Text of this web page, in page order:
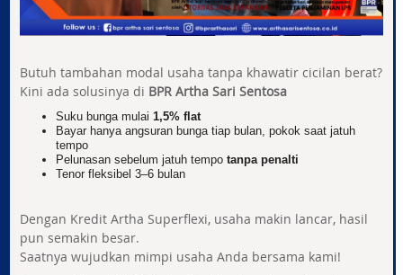
Butuh tambahan modal usaha tanpa khawatir cicilan berat?
Kini ada solusinya di BPR Artha Sari Sentosa
Suku bunga mulai 1,5% flat
Bayar hanya angsuran bunga tiap bulan, pokok saat jatuh
tempo
Pelunasan sebelum jatuh tempo tanpa penalti
Tenor fleksibel 3–6 bulan
Dengan Kredit Artha Superflexi, usaha makin lancar, hasil
pun semakin besar.
Saatnya wujudkan mimpi usaha Anda bersama kami!